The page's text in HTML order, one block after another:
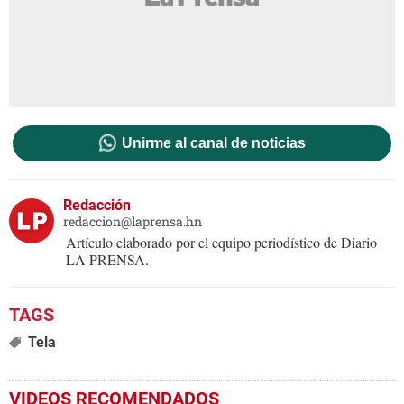
Unirme al canal de noticias
Redacción
redaccion@laprensa.hn
Artículo elaborado por el equipo periodístico de Diario
LA PRENSA.
Tela
VIDEOS RECOMENDADOS